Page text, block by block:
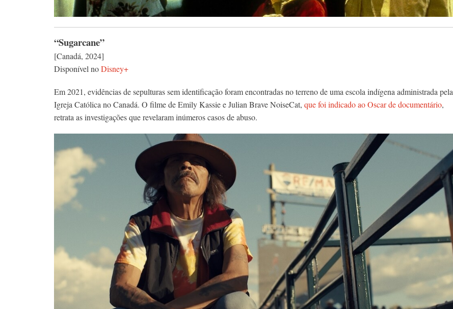
“Sugarcane”
[Canadá, 2024]
Disponível noDisney+
Em 2021, evidências de sepulturas sem identificação foram encontradas no terreno de uma escola indígena administrada pela
Igreja Católica no Canadá. O filme de Emily Kassie e Julian Brave NoiseCat, que foi indicado ao Oscar de documentário,
retrata as investigações que revelaram inúmeros casos de abuso.